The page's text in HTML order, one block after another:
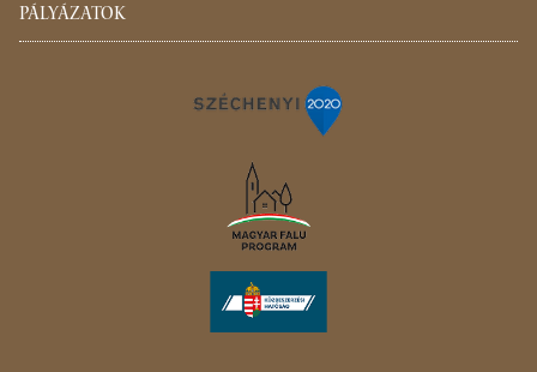
PÁLYÁZATOK